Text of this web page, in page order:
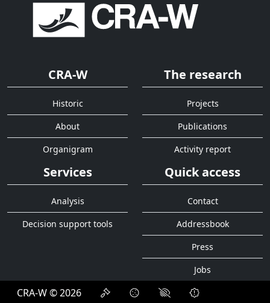
CRA-W
Historic
About
Organigram
The research
Projects
Publications
Activity report
Services
Analysis
Decision support tools
Quick access
Contact
Addressbook
Press
Jobs
CRA-W © 2026